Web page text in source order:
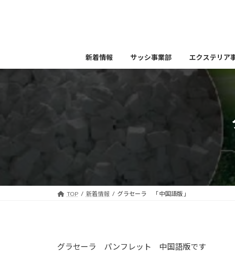
新着情報 サッシ事業部 エクステリア
TOP 新着情報 グラセーラ 「 中国語版 」
グラセーラ パンフレット 中国語版です